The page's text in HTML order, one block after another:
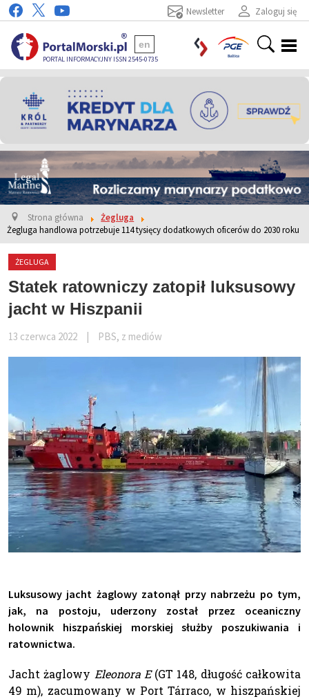
Zaloguj się
Newsletter
PORTAL INFORMACYJNY ISSN 2545-0735
en
Strona główna
Żegluga
Żegluga handlowa potrzebuje 114 tysięcy dodatkowych oficerów do 2030 roku
ŻEGLUGA
Statek ratowniczy zatopił luksusowy
jacht w Hiszpanii
13 czerwca 2022 PBS, z mediów
Luksusowy jacht żaglowy zatonął przy nabrzeżu po tym,
jak, na postoju, uderzony został przez oceaniczny
holownik hiszpańskiej morskiej służby poszukiwania i
ratownictwa.
Jacht żaglowy Eleonora E(GT 148, długość całkowita
49 m), zacumowany w Port Tárraco, w hiszpańskiej